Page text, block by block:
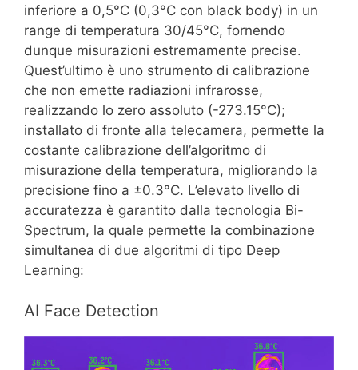
inferiore a 0,5°C (0,3°C con black body) in un
range di temperatura 30/45°C, fornendo
dunque misurazioni estremamente precise.
Quest’ultimo è uno strumento di calibrazione
che non emette radiazioni infrarosse,
realizzando lo zero assoluto (-273.15°C);
installato di fronte alla telecamera, permette la
costante calibrazione dell’algoritmo di
misurazione della temperatura, migliorando la
precisione fino a ±0.3°C. L’elevato livello di
accuratezza è garantito dalla tecnologia Bi-
Spectrum, la quale permette la combinazione
simultanea di due algoritmi di tipo Deep
Learning:
AI Face Detection